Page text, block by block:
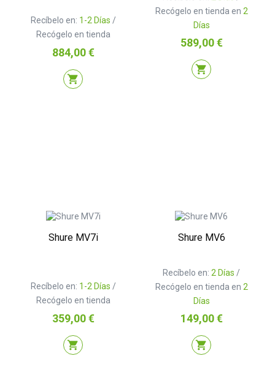
Recíbelo en: 1-2 Días /
Recógelo en tienda
Precio
884,00 €
shopping_cart
Recógelo en tienda en 2
Días
Precio
589,00 €
shopping_cart
Shure MV7i
Recíbelo en: 1-2 Días /
Recógelo en tienda
Precio
359,00 €
shopping_cart
Shure MV6
Recíbelo en: 2 Días /
Recógelo en tienda en 2
Días
Precio
149,00 €
shopping_cart